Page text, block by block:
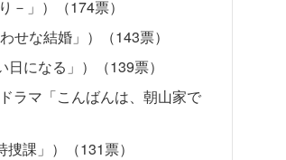
」）（174票）
せな結婚」）（143票）
になる」）（139票）
ラマ「こんばんは、朝山家で
課」）（131票）